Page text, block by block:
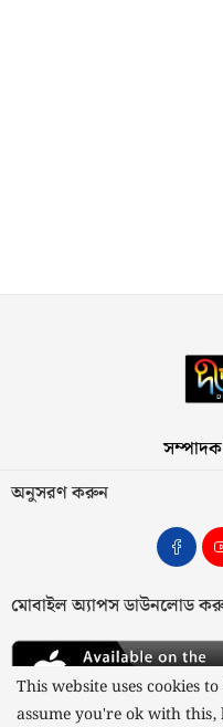
অনুসরণ করুন
মোবাইল অ্যাপস ডাউনলোড
This website uses cookies
assume you're ok with